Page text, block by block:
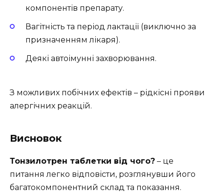
компонентів препарату.
Вагітність та період лактації (виключно за
призначенням лікаря).
Деякі автоімунні захворювання.
З можливих побічних ефектів – рідкісні прояви
алергічних реакцій.
Висновок
Тонзилотрен таблетки від чого? – це
питання легко відповісти, розглянувши його
багатокомпонентний склад та показання.